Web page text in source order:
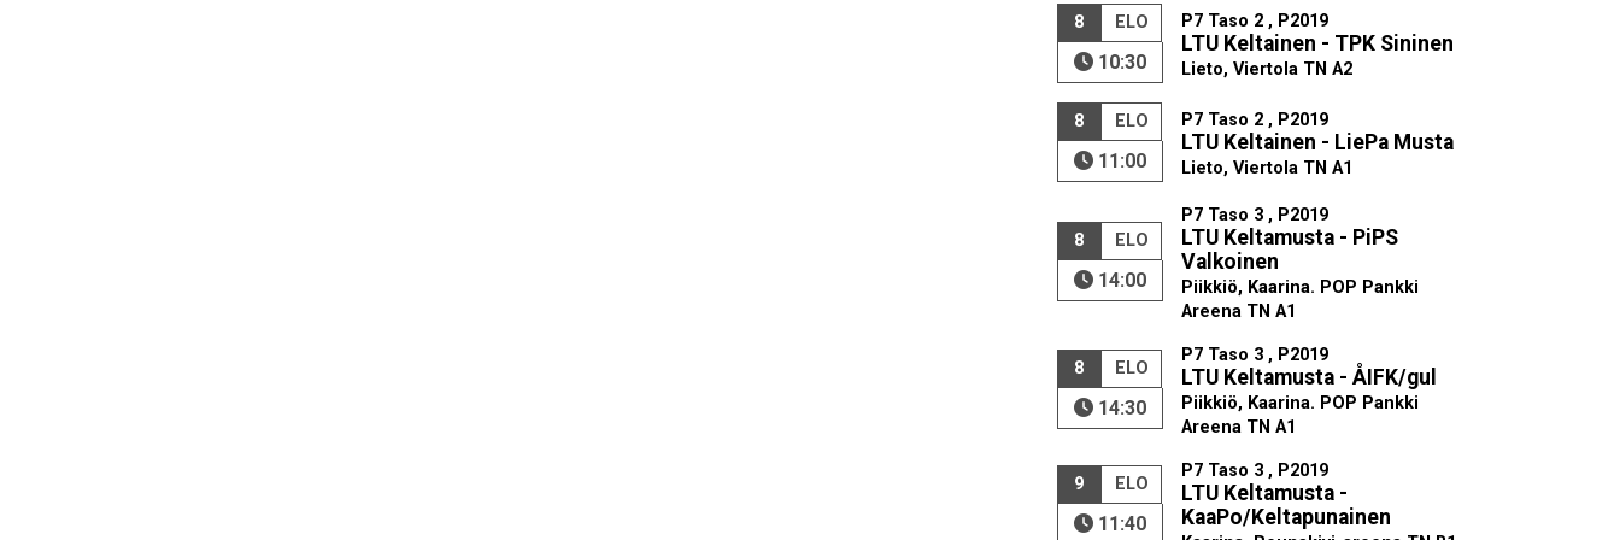
8 ELO
10:30
P7 Taso 2 , P2019
LTU Keltainen - TPK Sininen
Lieto, Viertola TN A2
8 ELO
11:00
P7 Taso 2 , P2019
LTU Keltainen - LiePa Musta
Lieto, Viertola TN A1
8 ELO
14:00
P7 Taso 3 , P2019
LTU Keltamusta - PiPS
Valkoinen
Piikkiö, Kaarina. POP Pankki
Areena TN A1
8 ELO
14:30
P7 Taso 3 , P2019
LTU Keltamusta - ÅIFK/gul
Piikkiö, Kaarina. POP Pankki
Areena TN A1
9 ELO
11:40
P7 Taso 3 , P2019
LTU Keltamusta -
KaaPo/Keltapunainen